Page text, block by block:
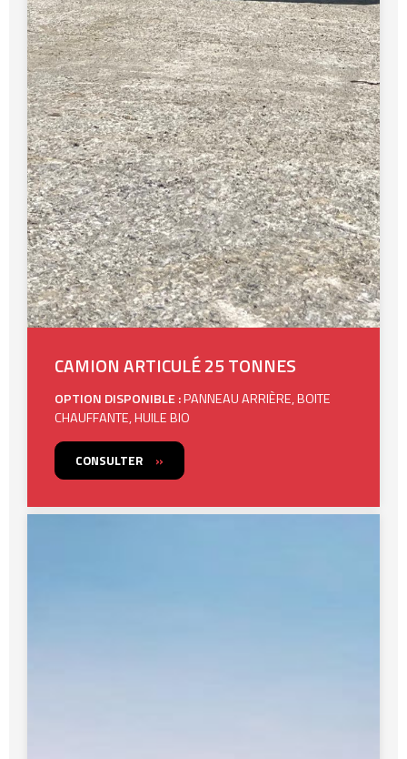
CAMION ARTICULÉ 25 TONNES
OPTION DISPONIBLE :PANNEAU ARRIÈRE, BOITE
CHAUFFANTE, HUILE BIO
CONSULTER »